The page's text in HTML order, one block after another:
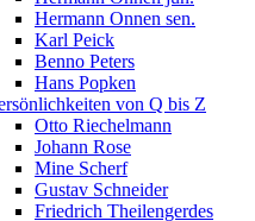
Hermann Onnen sen.
Karl Peick
Benno Peters
Hans Popken
von Q bis Z
Otto Riechelmann
Johann Rose
Mine Scherf
Gustav Schneider
Friedrich Theilengerdes